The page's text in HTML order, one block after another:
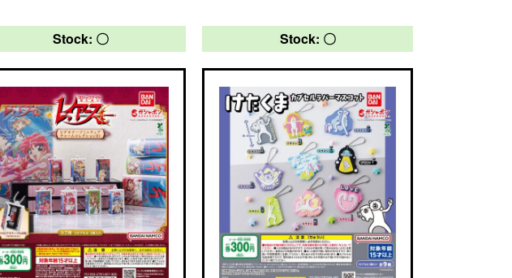
Stock: 〇 Stock: 〇